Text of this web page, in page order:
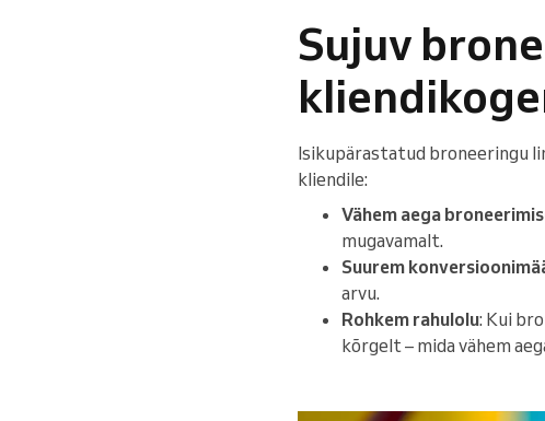
Sujuv
Isikupärastatud broneeringu
kliendile:
Vähem aega
mugavamalt.
Suurem
arvu.
Rohkem rahulolu: Kui
kõrgelt – mida vähem